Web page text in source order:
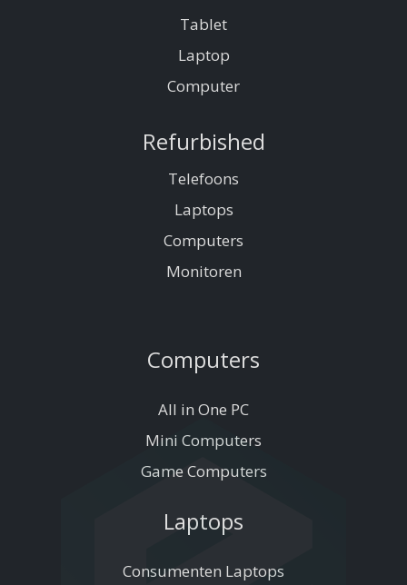
Tablet
Laptop
Computer
Refurbished
Telefoons
Laptops
Computers
Monitoren
Computers
All in One PC
Mini Computers
Game Computers
Laptops
Consumenten Laptops